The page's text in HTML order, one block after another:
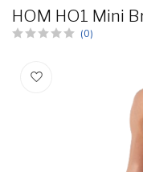
HOM HO1 Mini
(0)